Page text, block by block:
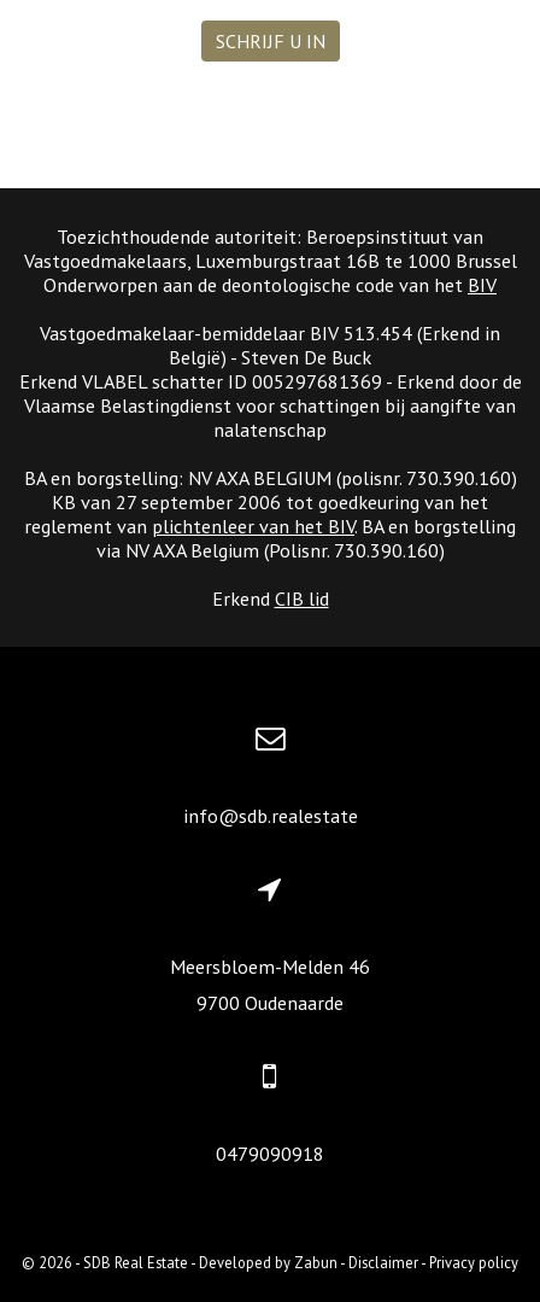
SCHRIJF U IN
Toezichthoudende autoriteit: Beroepsinstituut van
Vastgoedmakelaars, Luxemburgstraat 16B te 1000 Brussel
Onderworpen aan de deontologische code van het BIV
Vastgoedmakelaar-bemiddelaar BIV 513.454 (Erkend in
België) - Steven De Buck
Erkend VLABEL schatter ID 005297681369 - Erkend door de
Vlaamse Belastingdienst voor schattingen bij aangifte van
nalatenschap
BA en borgstelling: NV AXA BELGIUM (polisnr. 730.390.160)
KB van 27 september 2006 tot goedkeuring van het
reglement van plichtenleer van het BIV. BA en borgstelling
via NV AXA Belgium (Polisnr. 730.390.160)
Erkend CIB lid
info@sdb.realestate
Meersbloem-Melden 46
9700 Oudenaarde
0479090918
© 2026 - SDB Real Estate -Developed by Zabun -Disclaimer-Privacy policy